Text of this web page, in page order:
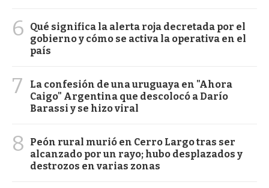
6
Qué significa la alerta roja decretada por el
gobierno y cómo se activa la operativa en el
país
7
La confesión de una uruguaya en "Ahora
Caigo" Argentina que descolocó a Darío
Barassi y se hizo viral
8
Peón rural murió en Cerro Largo tras ser
alcanzado por un rayo; hubo desplazados y
destrozos en varias zonas